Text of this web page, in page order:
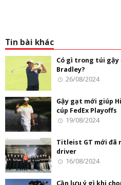
Tin bài khác
Có gì trong túi gậy
Bradley?
26/08/2024
Gậy gạt mới giúp
cúp FedEx Playoffs
19/08/2024
Titleist GT mới đã
driver
16/08/2024